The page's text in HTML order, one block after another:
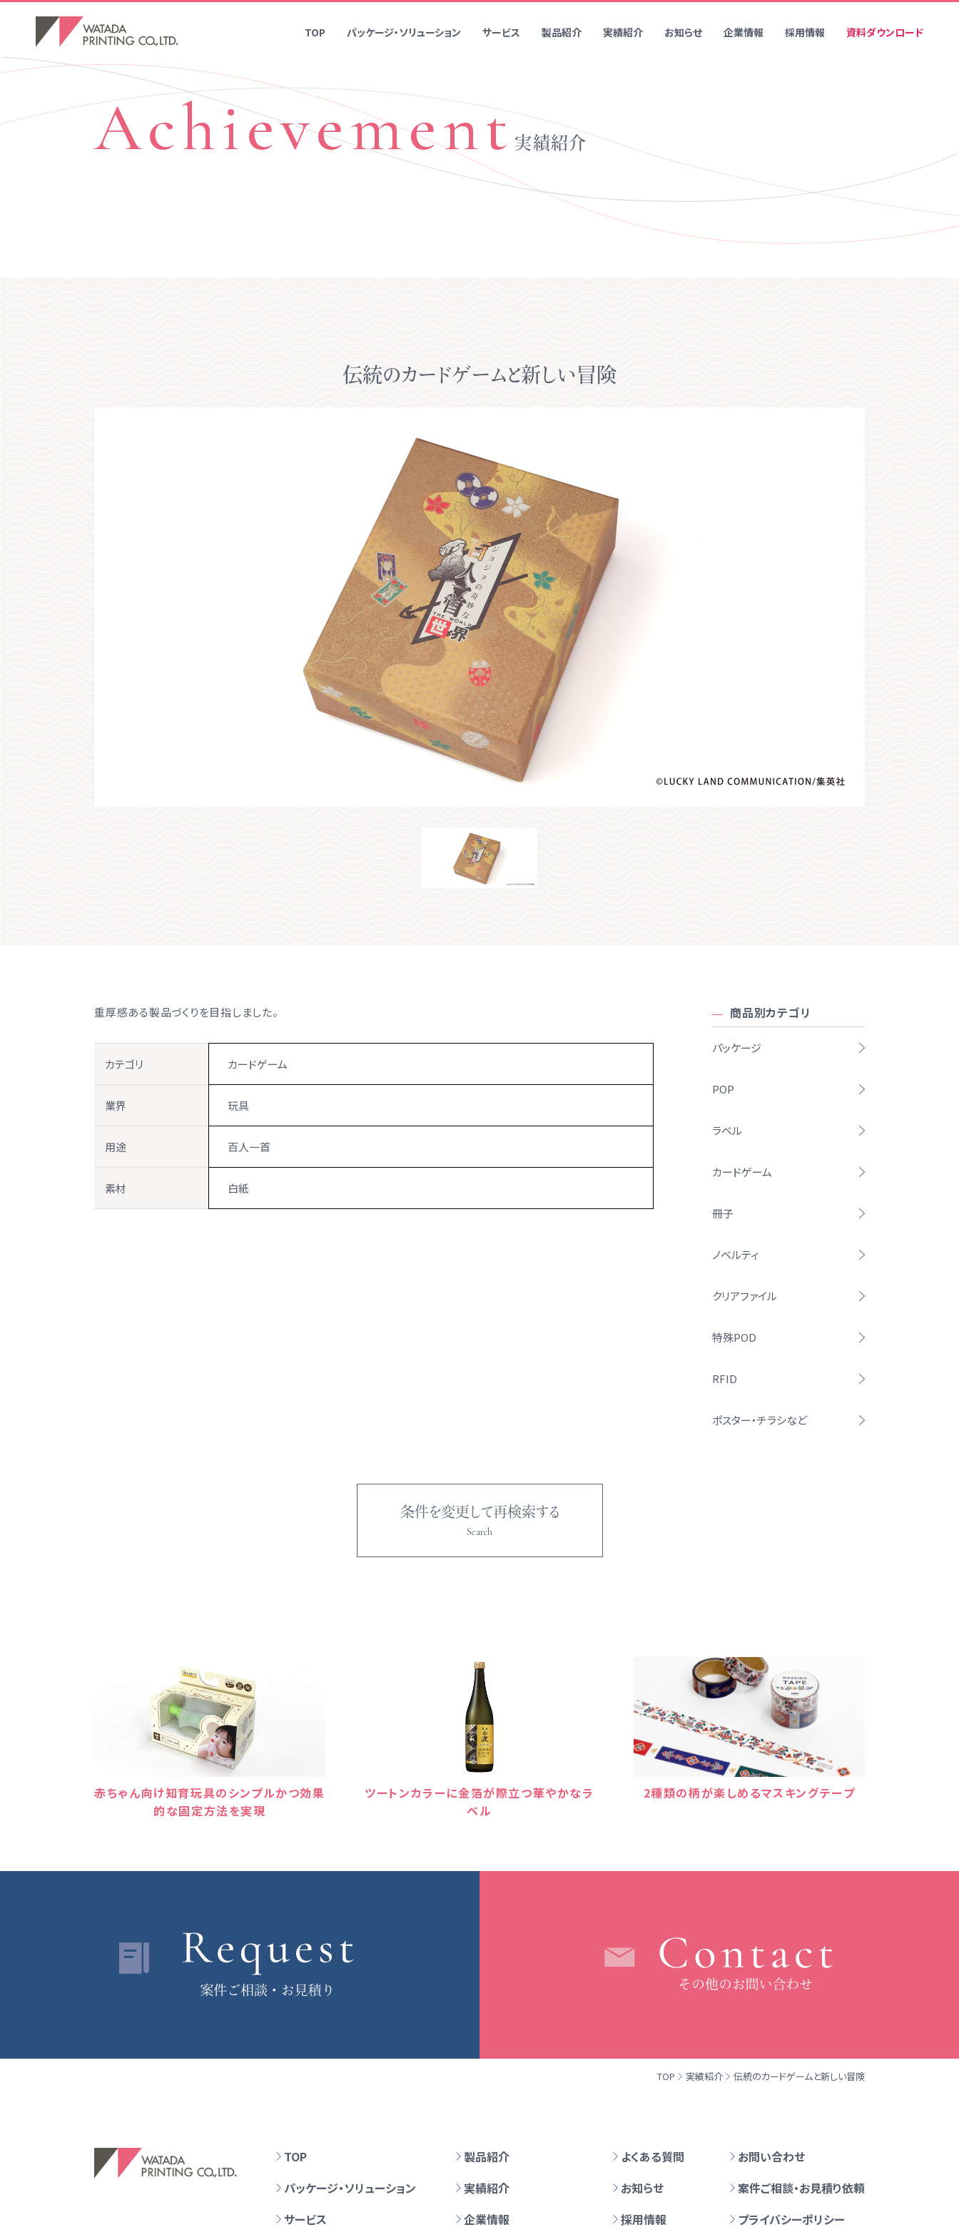
TOP パッケージ・ソリューション サービス
企画・プロデュース 印刷
製品紹介 実績紹介 お知らせ 企業情報
代表挨拶・会社概要・沿革 各事業所・拠点
採用情報
新卒 募集要項 中途 募集要項
資料ダウンロード
Achievement実績紹介
伝統のカードゲームと新しい冒険
重厚感ある製品づくりを目指しました。
カテゴリ カードゲーム
業界 玩具
用途 百人一首
素材 白紙
商品別カテゴリ
パッケージ
POP
ラベル
カードゲーム
冊子
ノベルティ
クリアファイル
特殊POD
RFID
ポスター・チラシなど
条件を変更して再検索する
Search
赤ちゃん向け知育玩具のシンプルかつ効果
的な固定方法を実現
ツートンカラーに金箔が際立つ華やかなラ
ベル
2種類の柄が楽しめるマスキングテープ
TOP 実績紹介 伝統のカードゲームと新しい冒険
TOP
パッケージ・ソリューション
サービス
製品紹介
実績紹介
企業情報
よくある質問
お知らせ
採用情報
お問い合わせ
案件ご相談・お見積り依頼
プライバシーポリシー